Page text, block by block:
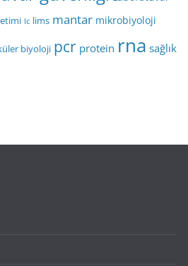
lc lims mantar mikrobiyoloji
biyoloji pcr protein rna sağlık